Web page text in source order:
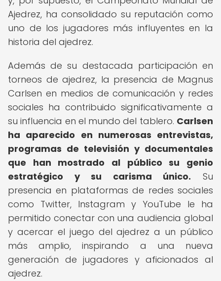
Ajedrez, ha consolidado su reputación como
uno de los jugadores más influyentes en la
historia del ajedrez.
Además de su destacada participación en
torneos de ajedrez, la presencia de Magnus
Carlsen en medios de comunicación y redes
sociales ha contribuido significativamente a
su influencia en el mundo del tablero. Carlsen
ha aparecido en numerosas entrevistas,
programas de televisión y documentales
que han mostrado al público su genio
estratégico y su carisma único. Su
presencia en plataformas de redes sociales
como Twitter, Instagram y YouTube le ha
permitido conectar con una audiencia global
y acercar el juego del ajedrez a un público
más amplio, inspirando a una nueva
generación de jugadores y aficionados al
ajedrez.